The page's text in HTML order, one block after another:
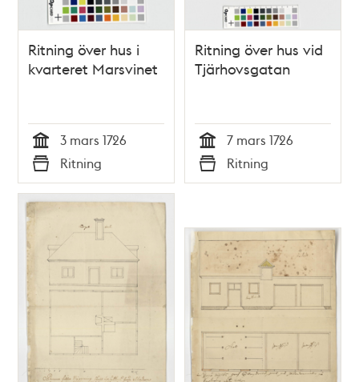
Ritning över hus i
kvarteret Marsvinet
Tid
3 mars 1726
Typ
Ritning
Ritning över hus vid
Tjärhovsgatan
Tid
7 mars 1726
Typ
Ritning